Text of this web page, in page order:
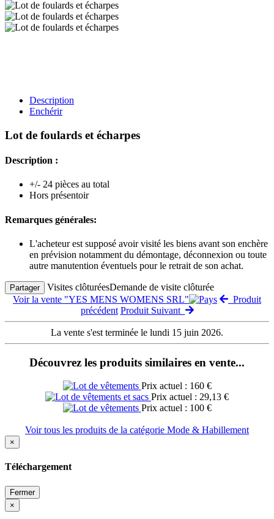
Description
Enchérir
Lot de foulards et écharpes
Description :
+/- 24 pièces au total
Hors présentoir
Remarques générales:
L'acheteur est supposé avoir visité les biens avant son enchère
en prévision notamment du démontage, déconnexion ou toute
autre manutention éventuels pour le retrait de son achat.
Partager Visites clôturéesDemande de visite clôturée
Voir la vente "YES MENS WOMENS SRL"
Produit
précédent Produit Suivant
La vente s'est terminée le lundi 15 juin 2026.
Découvrez les produits similaires en vente...
Prix actuel : 160 €
Prix actuel : 29,13 €
Prix actuel : 100 €
Voir tous les produits de la catégorie Mode & Habillement
×
Téléchargement
Fermer
×